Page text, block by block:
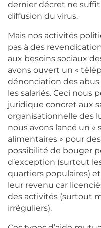
dernier décret ne
diffusion du virus.
Mais nos activités
pas à des
aux besoins sociaux
avons ouvert un «
dénonciation des
les salariés. Ceci nous
juridique concret aux
organisationnelle des
nous avons lancé un «
alimentaires » pour
possibilité de bouger
d’exception (surtout
quartiers populaires)
leur revenu car
des activités (surtout
irréguliers).